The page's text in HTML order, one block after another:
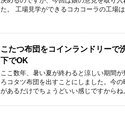
た。 工場見学ができるコカコーラの工場
こたつ布団をコインランドリーで
下でOK
ここ数年、暑い夏が終わると涼しい期間
ろコタツ布団を出すことにしました。今
があるだけでちょうどいい感じですから